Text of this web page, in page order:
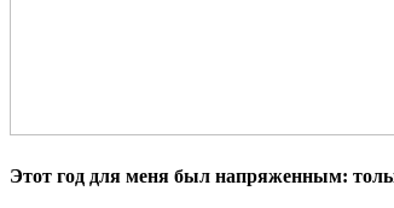
Этот год для меня был напряженным: